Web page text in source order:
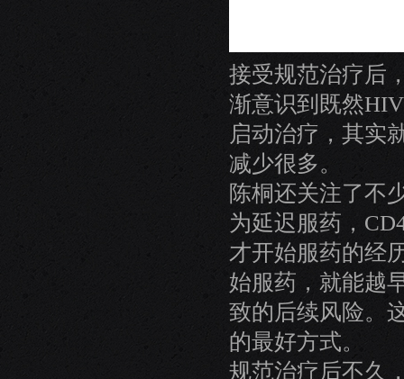
接受规范治疗后
渐意识到既然
启动治疗，其实
减少很多。
陈桐还关注了不
为延迟服药，
才开始服药的经
始服药，就能越
致的后续风险。
的最好方式。
规范治疗后不久